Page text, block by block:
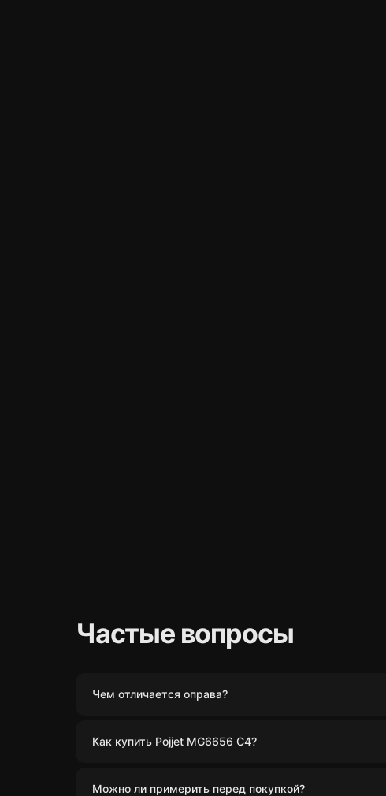
Частые вопросы
Чем отличается оправа?
Как купить Pojjet MG6656 C4?
Можно ли примерить перед покупкой?